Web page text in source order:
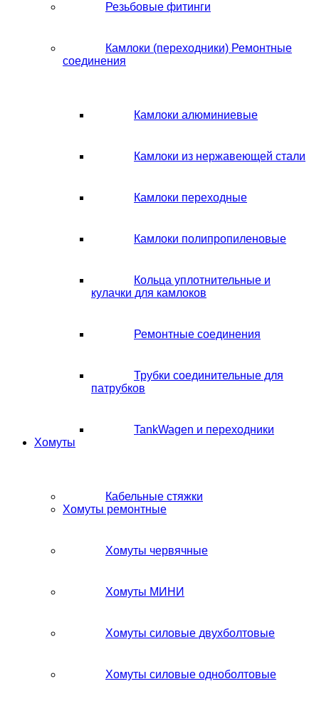
Резьбовые фитинги
Камлоки (переходники) Ремонтные
соединения
Камлоки алюминиевые
Камлоки из нержавеющей стали
Камлоки переходные
Камлоки полипропиленовые
Кольца уплотнительные и
кулачки для камлоков
Ремонтные соединения
Трубки соединительные для
патрубков
TankWagen и переходники
Хомуты
Кабельные стяжки
Хомуты ремонтные
Хомуты червячные
Хомуты МИНИ
Хомуты силовые двухболтовые
Хомуты силовые одноболтовые